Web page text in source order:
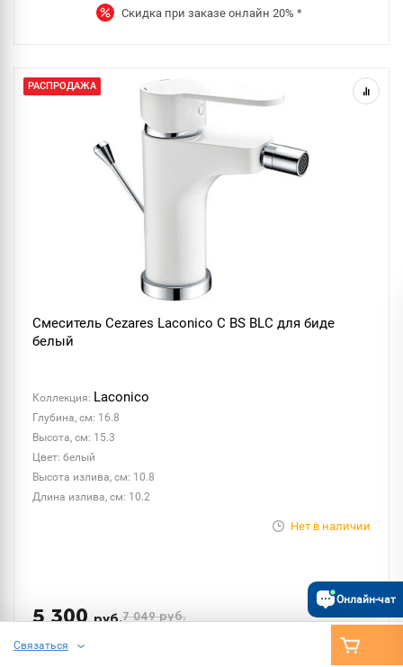
Скидка при заказе онлайн 20% *
РАСПРОДАЖА
Смеситель Cezares Laconico C BS BLC для биде
белый
Коллекция: Laconico
Глубина, см: 16.8
Высота, см: 15.3
Цвет: белый
Высота излива, см: 10.8
Длина излива, см: 10.2
Нет в наличии
5 300руб.7 049руб.
Связаться
Онлайн-чат